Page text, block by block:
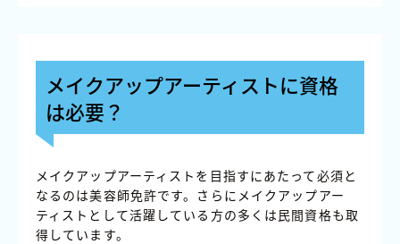
メイクアップアーティストに資格
は必要？
メイクアップアーティストを目指すにあたって必須と
なるのは美容師免許です。さらにメイクアップアー
ティストとして活躍している方の多くは民間資格も取
得しています。